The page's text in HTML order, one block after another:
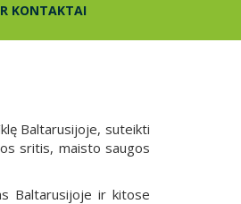
KONTAKTAI
Baltarusijoje, suteikti
sritis, maisto saugos
Baltarusijoje ir kitose